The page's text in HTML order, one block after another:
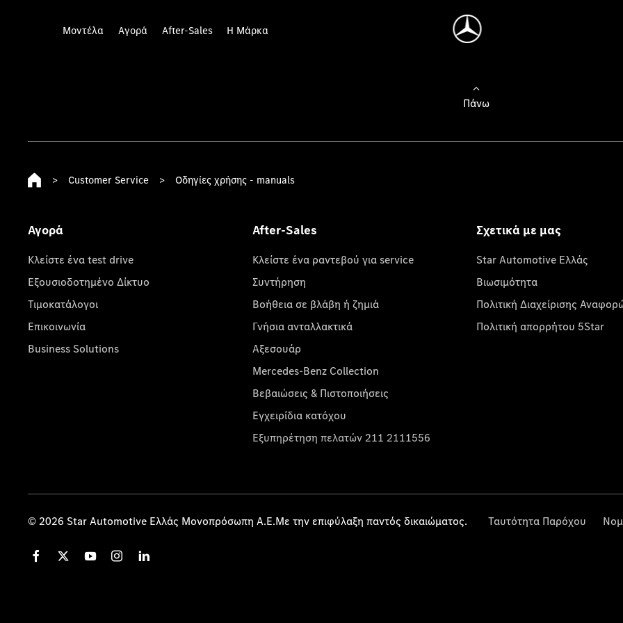
Μοντέλα Αγορά After-Sales Η Μάρκα
Πάνω
> Customer Service > Οδηγίες χρήσης - manuals
Αγορά
Κλείστε ένα test drive
Εξουσιοδοτημένο Δίκτυο
Τιμοκατάλογοι
Επικοινωνία
Business Solutions
After-Sales
Κλείστε ένα ραντεβού για service
Συντήρηση
Βοήθεια σε βλάβη ή ζημιά
Γνήσια ανταλλακτικά
Αξεσουάρ
Mercedes-Benz Collection
Βεβαιώσεις & Πιστοποιήσεις
Εγχειρίδια κατόχου
Εξυπηρέτηση πελατών 211 2111556
Σχετικά με μας
Star Automotive Ελλάς
Βιωσιμότητα
Πολιτική Διαχείρισης
Πολιτική απορρήτου 5Star
© 2026 Star Automotive Ελλάς Μονοπρόσωπη Α.Ε.Με την επιφύλαξη παντός δικαιώματος. Ταυτότητα Παρόχου